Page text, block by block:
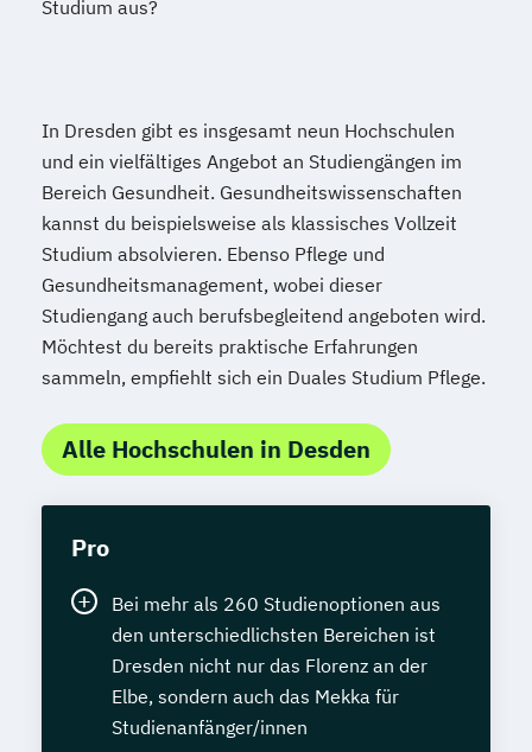
Studium aus?
In Dresden gibt es insgesamt neun Hochschulen
und ein vielfältiges Angebot an Studiengängen im
Bereich Gesundheit. Gesundheitswissenschaften
kannst du beispielsweise als klassisches Vollzeit
Studium absolvieren. Ebenso Pflege und
Gesundheitsmanagement, wobei dieser
Studiengang auch berufsbegleitend angeboten wird.
Möchtest du bereits praktische Erfahrungen
sammeln, empfiehlt sich ein Duales Studium Pflege.
Alle Hochschulen in Desden
Pro
Bei mehr als 260 Studienoptionen aus
den unterschiedlichsten Bereichen ist
Dresden nicht nur das Florenz an der
Elbe, sondern auch das Mekka für
Studienanfänger/innen